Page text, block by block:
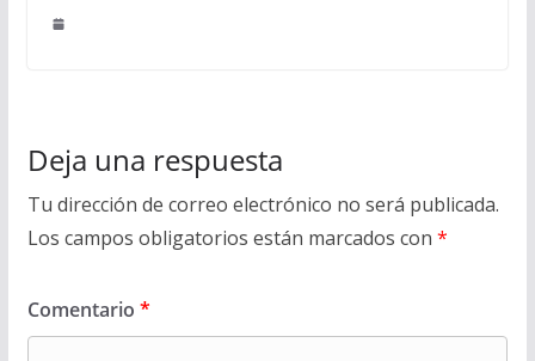
Deja una respuesta
Tu dirección de correo electrónico no será publicada.
Los campos obligatorios están marcados con *
Comentario *